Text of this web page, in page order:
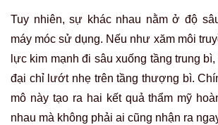
Tuy nhiên, sự khác nhau nằm ở độ
máy móc sử dụng. Nếu như xăm môi
lực kim mạnh đi sâu xuống tầng trung
đại chỉ lướt nhẹ trên tầng thượng bì.
mô này tạo ra hai kết quả thẩm mỹ
nhau mà không phải ai cũng nhận ra